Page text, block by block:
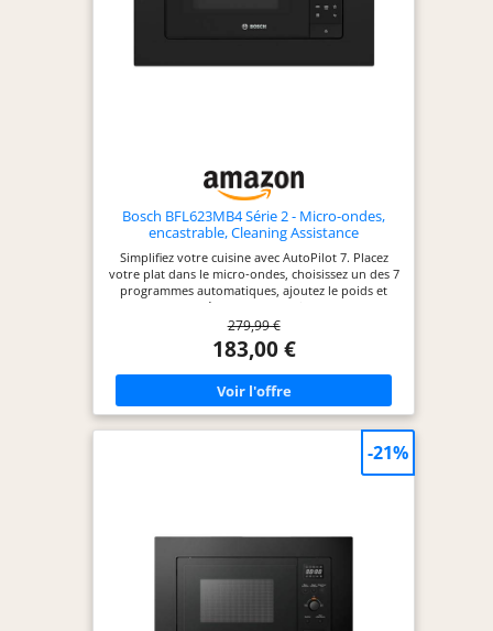
Bosch BFL623MB4 Série 2 - Micro-ondes,
encastrable, Cleaning Assistance
Simplifiez votre cuisine avec AutoPilot 7. Placez
votre plat dans le micro-ondes, choisissez un des 7
programmes automatiques, ajoutez le poids et
appuyez sur "Démarrer". AutoPilot s'occupe du
reste : mode, température et durée. Profitez de la
clarté de notre écran LED. Lisez facilement toutes
les informations de votre micro-ondes, même à
distance. Simplifiez la surveillance et le réglage de
vos cuissons grâce à cet affichage lumineux et
précis. Découvrez la commodité de notre porte à
ouverture latérale avec charnières à gauche. Cette
laissant insérer et sortir vos plats facilement.
Faites le choix du confort ! Nettoyez votre micro-
ramollissent, vous n'avez plus qu'à passer un
chiffon une fois le four refroidi. Micro‑ondes
compact : capacité 20 L, dimensions 38,2 x 59,5 x
33,5 cm (H x L x P), format gain de place pour
petites cuisines et plans de travail, installation
pratique, idéal pour réchauffage et cuisson
279,99 €
183,00 €
-21%